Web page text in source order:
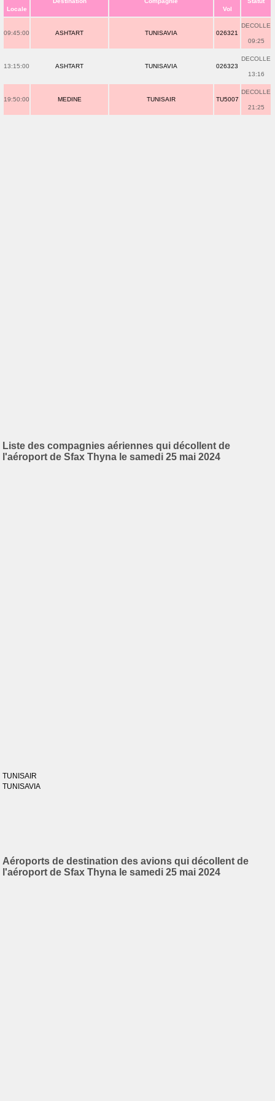
Locale Vol
09:45:00 ASHTART TUNISAVIA 026321
DECOLLE
09:25
13:15:00 ASHTART TUNISAVIA 026323
DECOLLE
13:16
19:50:00 MEDINE TUNISAIR TU5007
DECOLLE
21:25
Liste des compagnies aériennes qui décollent de
l'aéroport de Sfax Thyna le samedi 25 mai 2024
TUNISAIR
TUNISAVIA
Aéroports de destination des avions qui décollent de
l'aéroport de Sfax Thyna le samedi 25 mai 2024